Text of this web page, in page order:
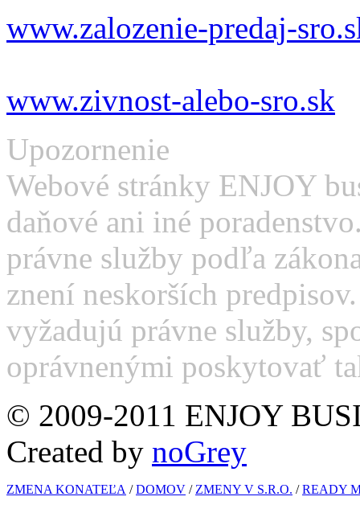
www.zalozenie-predaj-
www.zivnost-alebo-sro.sk
Upozornenie
Webové stránky ENJOY
daňové ani iné
právne služby podľa
znení neskorších
vyžadujú právne služby,
oprávnenými poskytovať
© 2009-2011 ENJOY
Created by noGrey
ZMENA KONATEĽA /DOMOV /ZMENY V S.R.O. /READY